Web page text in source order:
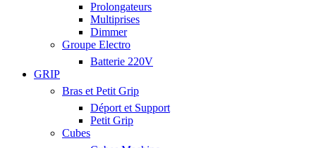
Prolongateurs
Multiprises
Dimmer
Groupe Electro
Batterie 220V
GRIP
Bras et Petit Grip
Déport et Support
Petit Grip
Cubes